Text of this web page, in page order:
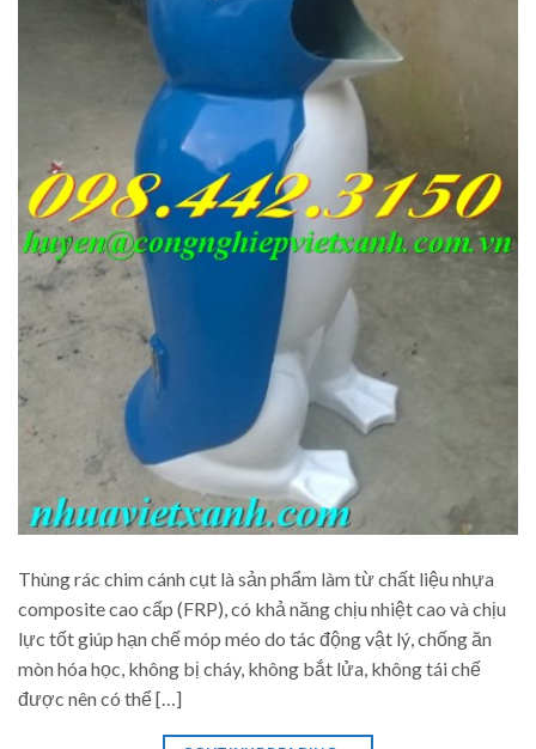
Thùng rác chim cánh cụt là sản phẩm làm từ chất liệu nhựa
composite cao cấp (FRP), có khả năng chịu nhiệt cao và chịu
lực tốt giúp hạn chế móp méo do tác động vật lý, chống ăn
mòn hóa học, không bị cháy, không bắt lửa, không tái chế
được nên có thể […]